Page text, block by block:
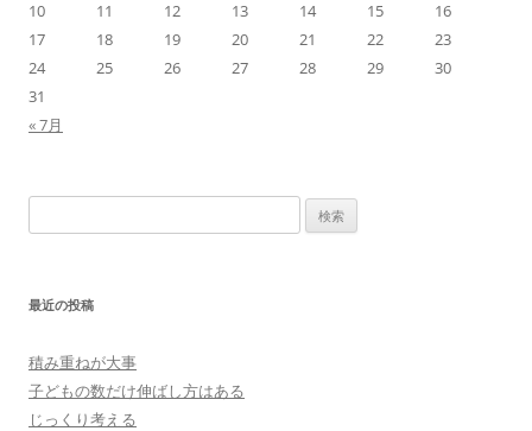
10 11 12 13 14 15
16
17
18 19 20 21 22
23
24
25 26 27 28 29
30
31
« 7月
索:
最近の投稿
積み重ねが大事
子どもの数だけ伸ばし方はある
じっくり考える